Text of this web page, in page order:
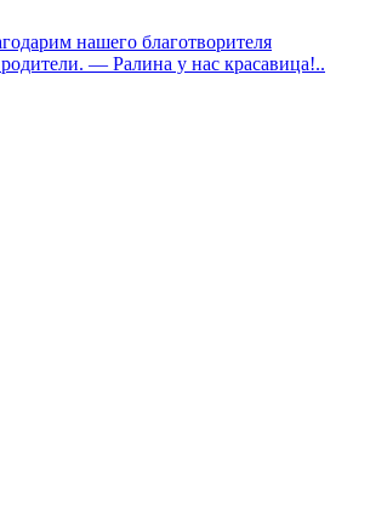
нашего благотворителя
— Ралина у нас красавица!..